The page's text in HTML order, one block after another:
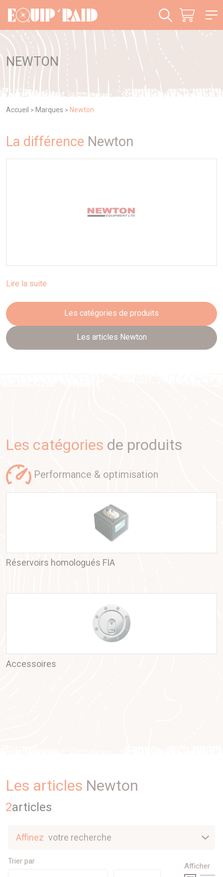
NEWTON
Accueil > Marques > Newton
La différence Newton
Lire la suite
Les catégories de produits
Les articles Newton
Les catégories de produits
performance & optimisation
Réservoirs homologués FIA
Accessoires
Les articles Newton
2articles
Trier par
Afficher
Affinez votre recherche
Panneau de gestion des cookies